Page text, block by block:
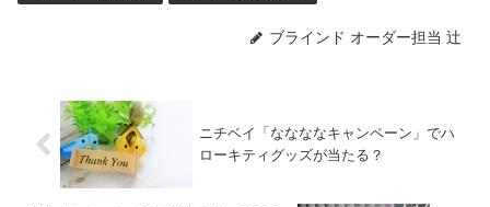
ブラインド オーダー担当 辻
ニチベイ「ななななキャンペーン」でハ
ローキティグッズが当たる？